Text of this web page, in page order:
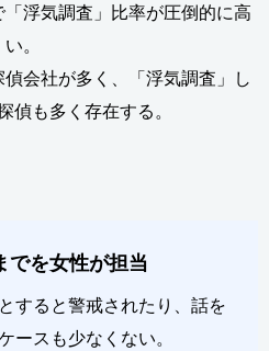
浮気調査」比率が圧倒的に高
い。
会社が多く、「浮気調査」し
偵も多く存在する。
でを女性が担当
すると警戒されたり、話を
ースも少なくない。